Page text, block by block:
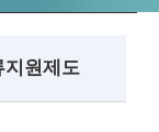
지원제도